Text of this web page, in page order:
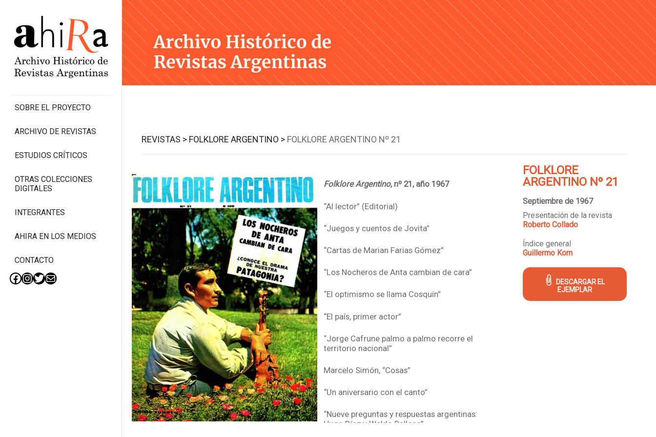
Skip
to
content
SOBRE EL PROYECTO
ARCHIVO DE REVISTAS
ESTUDIOS CRÍTICOS
OTRAS COLECCIONES
DIGITALES
INTEGRANTES
AHIRA EN LOS MEDIOS
CONTACTO
Facebook
Instagram
Twitter
Mail
REVISTAS > FOLKLORE ARGENTINO > FOLKLORE ARGENTINO Nº 21
Folklore Argentino, nº 21, año 1967
“Al lector” (Editorial)
“Juegos y cuentos de Jovita”
“Cartas de Marian Farias Gómez”
“Los Nocheros de Anta cambian de cara”
“El optimismo se llama Cosquín”
“El país, primer actor”
“Jorge Cafrune palmo a palmo recorre el
territorio nacional”
Marcelo Simón, “Cosas”
“Un aniversario con el canto”
“Nueve preguntas y respuestas argentinas:
Hugo Díaz y Waldo Belloso”
FOLKLORE
ARGENTINO Nº 21
Septiembre de 1967
Presentación de la revista
Roberto Collado
Índice general
Guillermo Korn
DESCARGAR EL
EJEMPLAR